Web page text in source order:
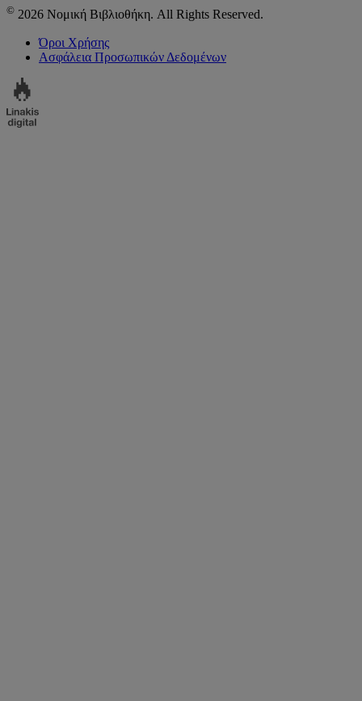
© 2026 Νομική Βιβλιοθήκη. All Rights Reserved.
Όροι Χρήσης
Ασφάλεια Προσωπικών Δεδομένων